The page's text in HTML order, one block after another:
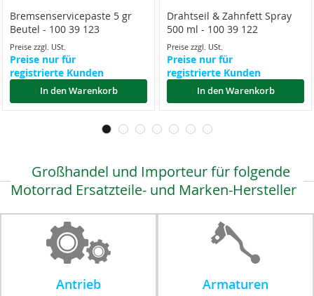
Bremsenservicepaste 5 gr
Beutel - 100 39 123
Preise zzgl. USt.
Preise nur für
registrierte Kunden
In den Warenkorb
Drahtseil & Zahnfett Spray
500 ml - 100 39 122
Preise zzgl. USt.
Preise nur für
registrierte Kunden
In den Warenkorb
Großhandel und Importeur für folgende
Motorrad Ersatzteile- und Marken-Hersteller
Antrieb Armaturen